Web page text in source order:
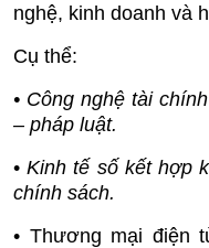
nghệ, kinh doanh và
Cụ thể:
• Công nghệ tài chính
– pháp luật.
•Kinh tế số kết hợp
chính sách.
• Thương mại điện